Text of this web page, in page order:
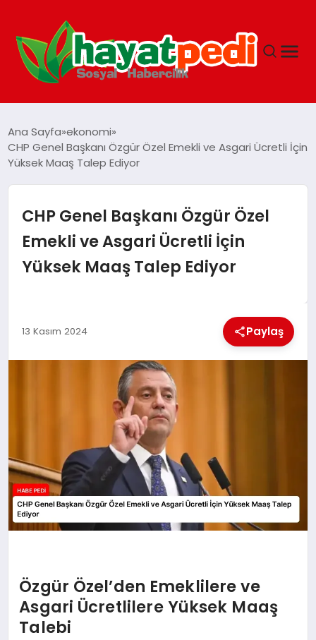
YAŞAM
GUNCEL
SAĞLIK
BESLENME
TEKNOLOJI
Ana Sayfa ekonomi
CHP Genel Başkanı Özgür Özel Emekli ve Asgari Ücretli İçin
Yüksek Maaş Talep Ediyor
CHP Genel Başkanı Özgür Özel
Emekli ve Asgari Ücretli İçin
Yüksek Maaş Talep Ediyor
13 Kasım 2024 Paylaş
Özgür Özel’den Emeklilere ve
Asgari Ücretlilere Yüksek Maaş
Talebi